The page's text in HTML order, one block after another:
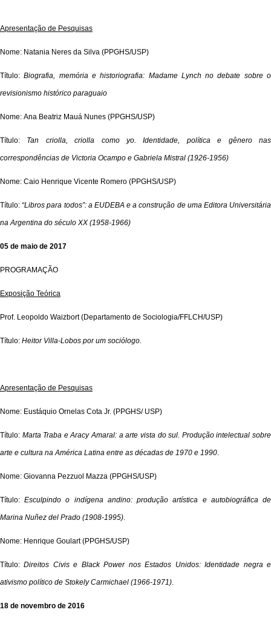
Apresentação de Pesquisas
Nome: Natania Neres da Silva (PPGHS/USP)
Título:Biografia, memória e historiografia: Madame Lynch no debate sobre o
revisionismo histórico paraguaio
Nome: Ana Beatriz Mauá Nunes (PPGHS/USP)
Título: Tan criolla, criolla como yo.Identidade, política e gênero nas
correspondências de Victoria Ocampo e Gabriela Mistral (1926-1956)
Nome: Caio Henrique Vicente Romero (PPGHS/USP)
Título: “Libros para todos”: a EUDEBA e a construção de uma Editora Universitária
na Argentina do século XX (1958-1966)
05 de maio de 2017
PROGRAMAÇÃO
Exposição Teórica
Prof. Leopoldo Waizbort (Departamento de Sociologia/FFLCH/USP)
Título: Heitor Villa-Lobos por um sociólogo.
Apresentação de Pesquisas
Nome: Eustáquio Ornelas Cota Jr. (PPGHS/ USP)
Título: Marta Traba e Aracy Amaral: a arte vista do sul. Produção intelectual sobre
arte e cultura na América Latina entre as décadas de 1970 e 1990
Nome: Giovanna Pezzuol Mazza (PPGHS/USP)
Título:Esculpindo o indígena andino: produção artística e autobiográfica de
Marina Nuñez del Prado (1908-1995)
Nome: Henrique Goulart (PPGHS/USP)
Título:Direitos Civis e Black Power nos Estados Unidos: Identidade negra e
ativismo político de Stokely Carmichael (1966-1971)
18 de novembro de 2016